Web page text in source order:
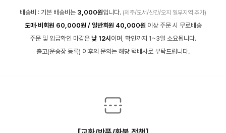
배송비 : 기본 배송비는 3,000원입니다. (제주/도서/산간/오지 일부지역 추가)
도매·비회원 60,000원 / 일반회원 40,000원 이상 주문 시 무료배송
주문 및 입금확인 마감은 낮 12시이며, 확인까지 1~3일 소요됩니다.
출고(운송장 등록) 이후의 문의는 해당 택배사로 부탁드립니다.